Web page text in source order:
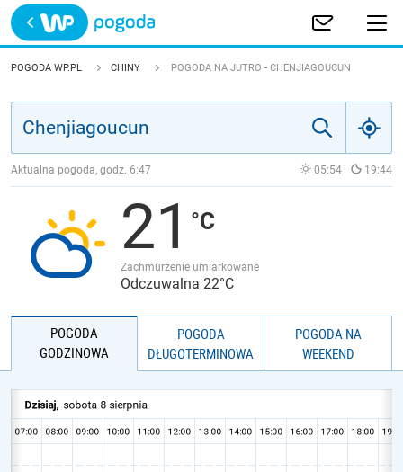
Trwa ładowanie
POLSKA
JAKOŚĆ POWIETRZA
POGODA WP.PL CHINY POGODA NA JUTRO - CHENJIAGOUCUN
Aktualna pogoda, godz. 6:47 05:54 19:44
21
Zachmurzenie umiarkowane
Odczuwalna 22°C
POGODA
GODZINOWA
POGODA
DŁUGOTERMINOWA
POGODA NA
WEEKEND